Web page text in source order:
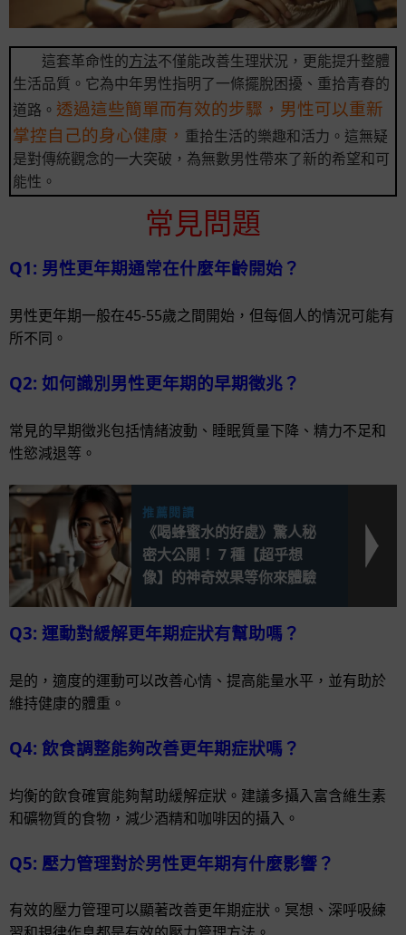
這套革命性的方法不僅能改善生理狀況，更能提升整體
生活品質。它為中年男性指明了一條擺脫困擾、重拾青春的
道路。 透過這些簡單而有效的步驟，男性可以重新
掌控自己的身心健康， 重拾生活的樂趣和活力。這無疑
是對傳統觀念的一大突破，為無數男性帶來了新的希望和可
能性。
常見問題
Q1: 男性更年期通常在什麼年齡開始？
男性更年期一般在45-55歲之間開始，但每個人的情況可能有
所不同。
Q2: 如何識別男性更年期的早期徵兆？
常見的早期徵兆包括情緒波動、睡眠質量下降、精力不足和
性慾減退等。
推薦閱讀
《喝蜂蜜水的好處》驚人秘
密大公開！ 7 種【超乎想
像】的神奇效果等你來體驗
Q3: 運動對緩解更年期症狀有幫助嗎？
是的，適度的運動可以改善心情、提高能量水平，並有助於
維持健康的體重。
Q4: 飲食調整能夠改善更年期症狀嗎？
均衡的飲食確實能夠幫助緩解症狀。建議多攝入富含維生素
和礦物質的食物，減少酒精和咖啡因的攝入。
Q5: 壓力管理對於男性更年期有什麼影響？
有效的壓力管理可以顯著改善更年期症狀。冥想、深呼吸練